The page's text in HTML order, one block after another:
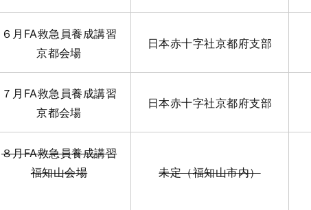
６月FA救急員養成講習
京都会場
日本赤十字社京都府支部
７月FA救急員養成講習
京都会場
日本赤十字社京都府支部
８月FA救急員養成講習
福知山会場
未定（福知山市内）